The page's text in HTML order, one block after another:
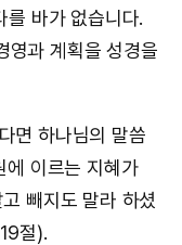
를 바가 없습니다.
영과 계획을 성경을
면 하나님의 말씀
에 이르는 지혜가
빼지도 말라 하셨
절).